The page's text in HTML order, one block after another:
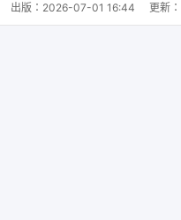
出版： 2026-07-01 16:44 更新：